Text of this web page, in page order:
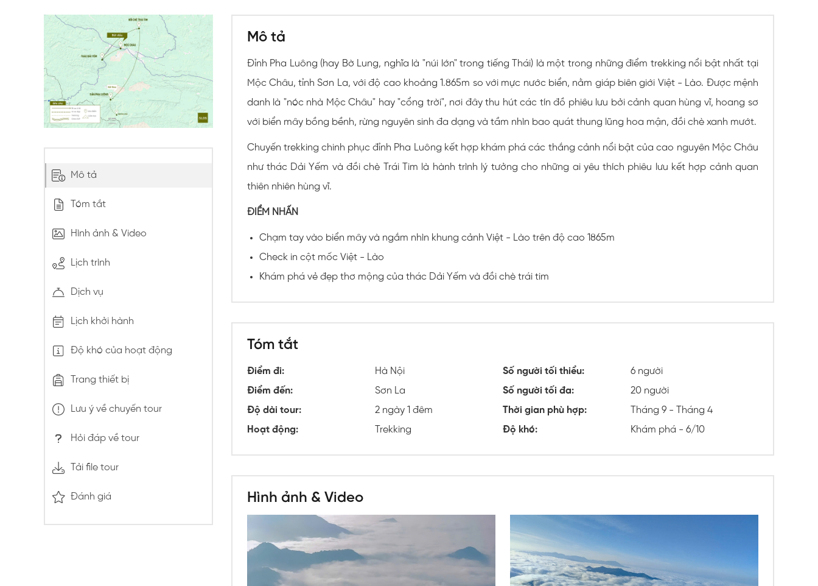
Mô tả
Tóm tắt
Hình ảnh & Video
Lịch trình
Dịch vụ
Lịch khởi hành
Độ khó của hoạt động
Trang thiết bị
Lưu ý về chuyến tour
Hỏi đáp về tour
Tải file tour
Đánh giá
Mô tả
Đỉnh Pha Luông (hay Bờ Lung, nghĩa là "núi lớn" trong tiếng Thái) là một trong những điểm trekking nổi bật nhất tại
Mộc Châu, tỉnh Sơn La, với độ cao khoảng 1.865m so với mực nước biển, nằm giáp biên giới Việt - Lào. Được mệnh
danh là "nóc nhà Mộc Châu" hay "cổng trời", nơi đây thu hút các tín đồ phiêu lưu bởi cảnh quan hùng vĩ, hoang sơ
với biển mây bồng bềnh, rừng nguyên sinh đa dạng và tầm nhìn bao quát thung lũng hoa mận, đồi chè xanh mướt.
Chuyến trekking chinh phục đỉnh Pha Luông kết hợp khám phá các thắng cảnh nổi bật của cao nguyên Mộc Châu
như thác Dải Yếm và đồi chè Trái Tim là hành trình lý tưởng cho những ai yêu thích phiêu lưu kết hợp cảnh quan
thiên nhiên hùng vĩ.
ĐIỂM NHẤN
Chạm tay vào biển mây và ngắm nhìn khung cảnh Việt - Lào trên độ cao 1865m
Check in cột mốc Việt - Lào
Khám phá vẻ đẹp thơ mộng của thác Dải Yếm và đồi chè trái tim
til at hjælpe dig. Det er et kasino, der forstår vigtigheden af en stabil platform kombineret
Tóm tắt
Điểm đi: Hà Nội Số người tối thiểu:
6 người
Điểm đến:
Sơn La Số người tối đa:
20 người
Độ dài tour:
2 ngày 1 đêm Thời gian phù hợp:
Tháng 9 - Tháng 4
Hoạt động:
Trekking Độ khó: Khám phá - 6/10
Hình ảnh & Video